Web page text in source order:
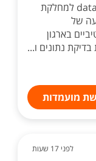
לארגון פיננסי בשדרות דרוש.ה בודק/ת data למחלקת
של
בארגון
נתונים ו...
מועמדות
לפני 17 שעות